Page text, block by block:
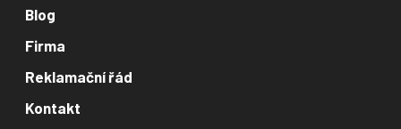
Blog
Firma
Reklamační řád
Kontakt